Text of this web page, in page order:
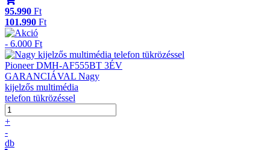
95.990 Ft
101.990 Ft
- 6.000 Ft
Pioneer DMH-AF555BT 3ÉV
GARANCIÁVAL Nagy
kijelzős multimédia
telefon tükrözéssel
+
-
db